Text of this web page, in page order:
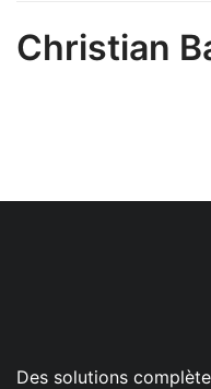
Christian
Des solutions